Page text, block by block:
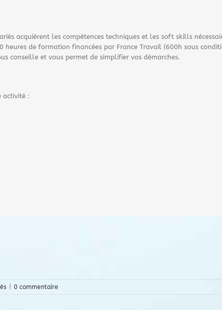
acquièrent les compétences techniques et les soft skills
heures de formation financées par France Travail (600h sous
conseille et vous permet de simplifier vos démarches.
activité :
0 commentaire